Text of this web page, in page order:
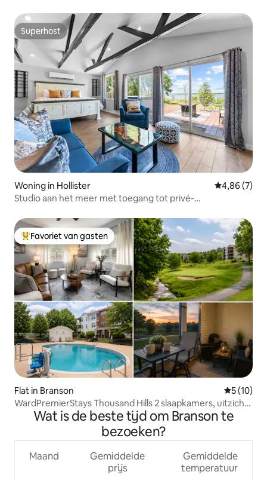
Superhost
Superhost
Woning in Hollister Gemiddelde
4,86 (7)
Studio aan het meer met toegang tot privé-
Topfavoriet van gasten
Favoriet van gasten
Flat in Branson
5 (10)
WardPremierStays Thousand Hills 2 slaapkamers, uitzicht
op het zwembad/golfbaan
Wat is de beste tijd om Branson te
bezoeken?
Maand
Gemiddelde
prijs
Gemiddelde
temperatuur